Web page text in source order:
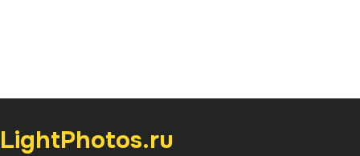
LightPhotos.ru